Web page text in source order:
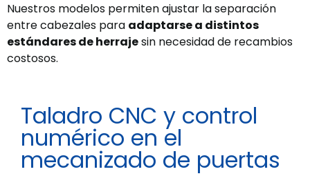
Nuestros modelos permiten ajustar la separación
entre cabezales para adaptarse a distintos
estándares de herrajesin necesidad de recambios
costosos.
Taladro CNC y control
numérico en el
mecanizado de puertas